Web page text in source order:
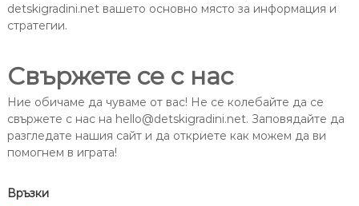
detskigradini.net вашето основно място за информация и
стратегии.
Свържете се с нас
Ние обичаме да чуваме от вас! Не се колебайте да се
свържете с нас на hello@detskigradini.net. Заповядайте да
разгледате нашия сайт и да откриете как можем да ви
помогнем в играта!
Връзки